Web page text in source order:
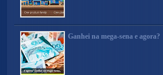
Ganhei na mega-sena e agora?